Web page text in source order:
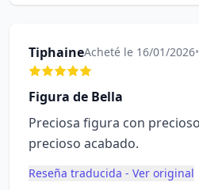
TiphaineAcheté le 16/01/2026•
Figura de Bella
Preciosa figura con
precioso acabado.
Reseña traducida - Ver original